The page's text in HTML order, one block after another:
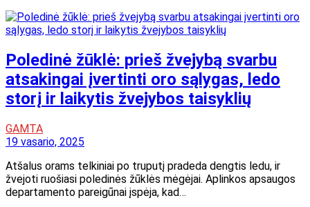
Poledinė žūklė: prieš žvejybą svarbu
atsakingai įvertinti oro sąlygas, ledo
storį ir laikytis žvejybos taisyklių
GAMTA
19 vasario, 2025
Atšalus orams telkiniai po truputį pradeda dengtis ledu, ir
žvejoti ruošiasi poledinės žūklės mėgėjai. Aplinkos apsaugos
departamento pareigūnai įspėja, kad…